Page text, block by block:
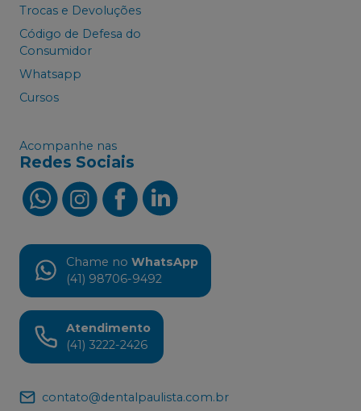
Trocas e Devoluções
Código de Defesa do
Consumidor
Whatsapp
Cursos
Acompanhe nas
Redes Sociais
Chame no WhatsApp
(41) 98706-9492
Atendimento
(41) 3222-2426
contato@dentalpaulista.com.br